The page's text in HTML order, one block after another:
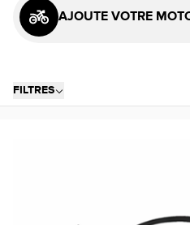
AJOUTE VOTRE
FILTRES